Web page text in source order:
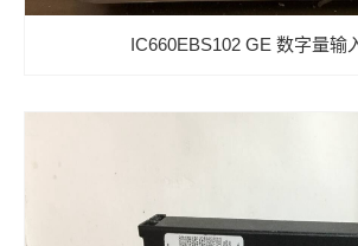
IC660EBS102 GE 数字量输